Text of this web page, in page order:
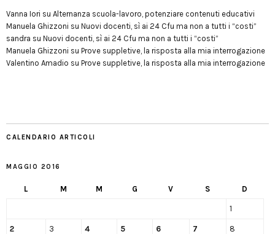
Vanna Iori su Alternanza scuola-lavoro, potenziare contenuti educativi
Manuela Ghizzoni su Nuovi docenti, sì ai 24 Cfu ma non a tutti i “costi”
sandra su Nuovi docenti, sì ai 24 Cfu ma non a tutti i “costi”
Manuela Ghizzoni su Prove suppletive, la risposta alla mia interrogazione
Valentino Amadio su Prove suppletive, la risposta alla mia interrogazione
CALENDARIO ARTICOLI
MAGGIO 2016
L M M G V S D
1
2 3 4 5 6 7 8